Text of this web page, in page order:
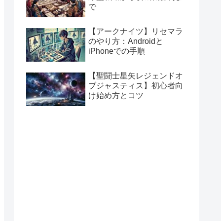
で
【アークナイツ】リセマラ
のやり方：Androidと
iPhoneでの手順
【聖闘士星矢レジェンドオ
ブジャスティス】初心者向
け始め方とコツ